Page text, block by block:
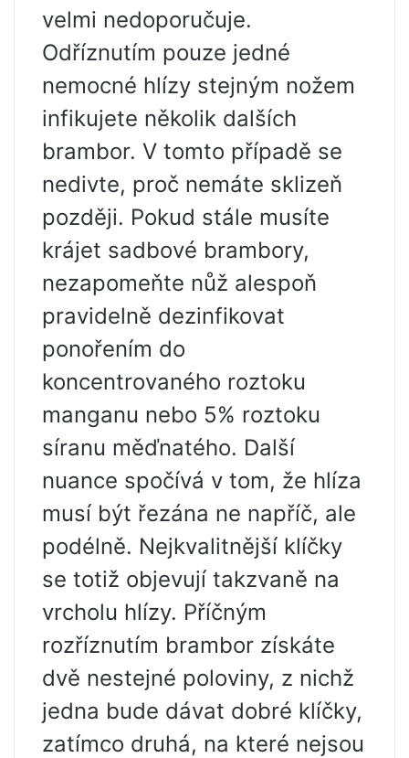
velmi nedoporučuje.
Odříznutím pouze jedné
nemocné hlízy stejným nožem
infikujete několik dalších
brambor. V tomto případě se
nedivte, proč nemáte sklizeň
později. Pokud stále musíte
krájet sadbové brambory,
nezapomeňte nůž alespoň
pravidelně dezinfikovat
ponořením do
koncentrovaného roztoku
manganu nebo 5% roztoku
síranu měďnatého. Další
nuance spočívá v tom, že hlíza
musí být řezána ne napříč, ale
podélně. Nejkvalitnější klíčky
se totiž objevují takzvaně na
vrcholu hlízy. Příčným
rozříznutím brambor získáte
dvě nestejné poloviny, z nichž
jedna bude dávat dobré klíčky,
zatímco druhá, na které nejsou